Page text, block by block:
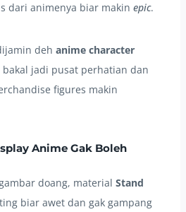
dari animenya biar makin epic.
deh anime character
jadi pusat perhatian dan
figures makin
Anime Gak Boleh
doang, material Stand
biar awet dan gak gampang